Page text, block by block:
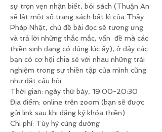
sự trọn vẹn nhận biết, bói sách (Thuận An
sẽ lật một số trang sách bất kì của Thầy
Pháp Nhật, chủ đề bài đọc sẽ tương ưng
và trả lời những thắc mắc, vấn  đề mà các
thiền sinh đang có đúng lúc ấy), ở đây các
bạn có cơ hội chia sẻ với nhau những trải
nghiệm trong sự thiền tập của mình cũng
như đặt câu hỏi.
Thời gian: ngày thứ bảy, 19:00-20:30
Địa điểm: online trên zoom (bạn sẽ được
gửi link sau khi đăng ký khóa thiền)
Chi phí: Tùy hỷ cúng dường